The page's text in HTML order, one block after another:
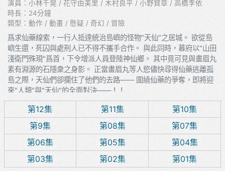
演員：小林千晃 / 花守由美里 / 木村良平 / 小野賢章 / 高橋李依
時長：24分鐘
類型：動作 / 動畫 / 懸疑 / 奇幻 / 冒險
爲求仙藥線索，一行人抵達統治島嶼的怪物"天仙"之居城。 欲從島
嶼生還，死囚與處刑人已不得不攜手合作。 與此同時，幕府以"山田
淺衛門殊現"爲首，下令增派人員登陸神仙鄉。 其中竟可見與畫眉丸
素有淵源的石隱衆之身影。 正當畫眉丸等人慾儘快尋得仙藥逃離孤
島之際，天仙們卻攔住了他們的去路—— 圍繞仙藥的爭奪，即將迎
來"人類"與"天仙"的全面對決——！！
第12集 第11集
第10集
第9集
第08集
第07集
第06集
第05集
第04集
第03集
第02集 第01集